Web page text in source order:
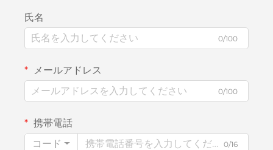
氏名
0/100
メールアドレス
0/100
携帯電話
コード
0/16